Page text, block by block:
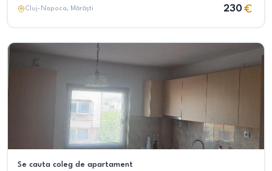
Cluj-Napoca, Mărăști 230
Se cauta coleg de apartament